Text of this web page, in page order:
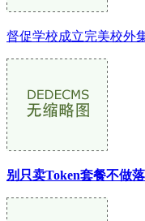
督促学校成立完美校外
别只卖Token套餐不做